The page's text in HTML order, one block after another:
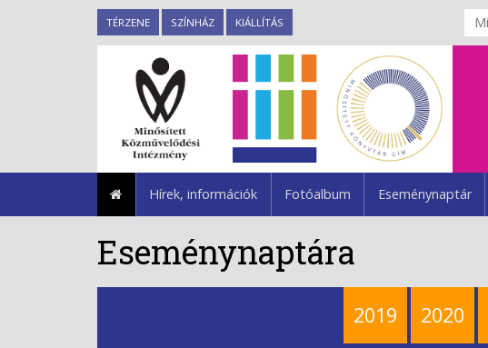
TÉRZENE SZÍNHÁZ KIÁLLÍTÁS
Hírek, információk Fotóalbum Eseménynaptár
Eseménynaptára
2019 2020